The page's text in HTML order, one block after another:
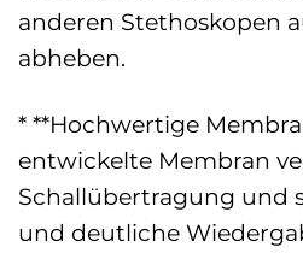
anderen Stethoskopen
abheben.
* **Hochwertige
entwickelte Membran
Schallübertragung und
und deutliche